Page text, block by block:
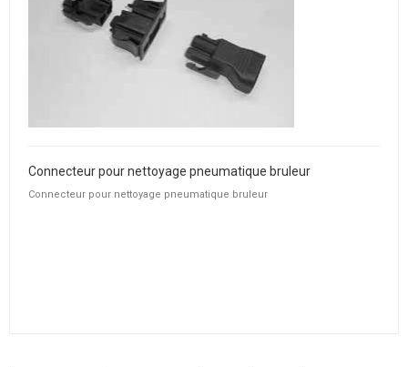
Connecteur pour nettoyage pneumatique bruleur
Connecteur pour nettoyage pneumatique bruleur